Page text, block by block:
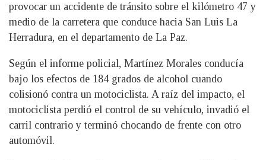
provocar un accidente de tránsito sobre el kilómetro 47 y
medio de la carretera que conduce hacia San Luis La
Herradura, en el departamento de La Paz.
Según el informe policial, Martínez Morales conducía
bajo los efectos de 184 grados de alcohol cuando
colisionó contra un motociclista. A raíz del impacto, el
motociclista perdió el control de su vehículo, invadió el
carril contrario y terminó chocando de frente con otro
automóvil.